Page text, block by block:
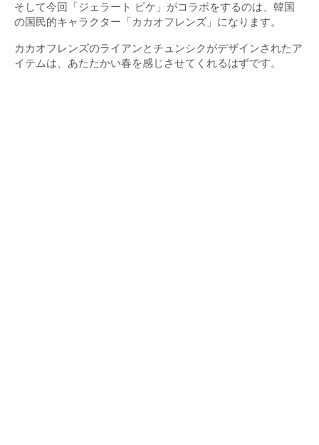
そして今回「ジェラート ピケ」がコラボをするのは、韓国
の国民的キャラクター「カカオフレンズ」になります。
カカオフレンズのライアンとチュンシクがデザインされたア
イテムは、あたたかい春を感じさせてくれるはずです。